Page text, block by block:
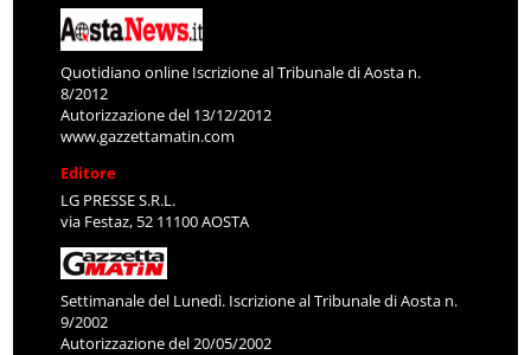
Quotidiano online Iscrizione al Tribunale di Aosta n.
8/2012
Autorizzazione del 13/12/2012
www.gazzettamatin.com
Editore
LG PRESSE S.R.L.
via Festaz, 52 11100 AOSTA
Settimanale del Lunedì. Iscrizione al Tribunale di Aosta n.
9/2002
Autorizzazione del 20/05/2002